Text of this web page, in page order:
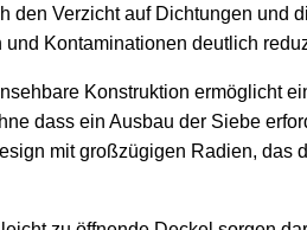
den Verzicht auf Dichtungen und
Kontaminationen deutlich
Konstruktion ermöglicht
dass ein Ausbau der Siebe
mit großzügigen Radien, das